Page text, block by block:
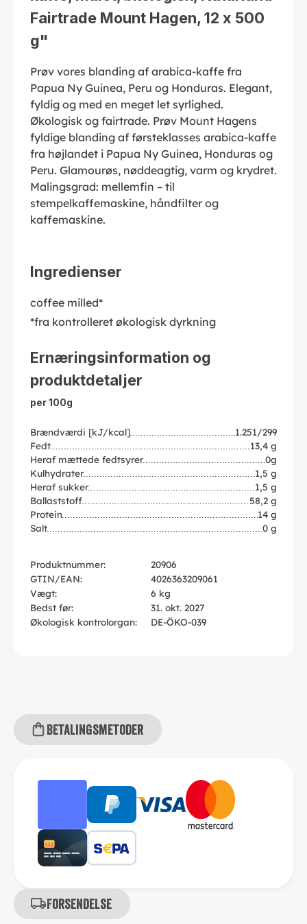
Fairtrade Mount Hagen, 12 x 500
g"
Prøv vores blanding af arabica-kaffe fra
Papua Ny Guinea, Peru og Honduras. Elegant,
fyldig og med en meget let syrlighed.
Økologisk og fairtrade. Prøv Mount Hagens
fyldige blanding af førsteklasses arabica-kaffe
fra højlandet i Papua Ny Guinea, Honduras og
Peru. Glamourøs, nøddeagtig, varm og krydret.
Malingsgrad: mellemfin – til
stempelkaffemaskine, håndfilter og
kaffemaskine.
Ingredienser
coffee milled*
*fra kontrolleret økologisk dyrkning
Ernæringsinformation og
produktdetaljer
per 100g
Brændværdi [kJ/kcal]
1.251/299
Fedt
13,4 g
Heraf mættede fedtsyrer
0g
Kulhydrater
1,5 g
Heraf sukker
1,5 g
Ballaststoff
58,2 g
Protein
14 g
Salt
0 g
Produktnummer:
20906
GTIN/EAN:
4026363209061
Vægt:
6 kg
Bedst før:
31. okt. 2027
Økologisk kontrolorgan:
DE-ÖKO-039
Betalingsmetoder
Forsendelse